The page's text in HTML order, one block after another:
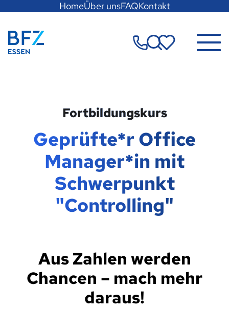
Seite
anspringen
HomeÜber unsFAQKontakt
Zur Startseite Merkzettel
Fortbildungskurs
Geprüfte*r Office
Manager*in mit
Schwerpunkt
"Controlling"
Aus Zahlen werden
Chancen – mach mehr
daraus!